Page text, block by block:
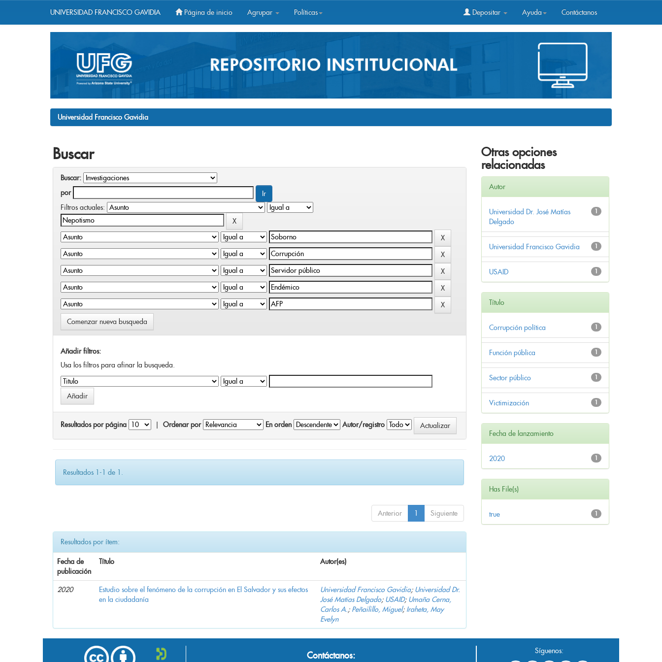
UNIVERSIDAD FRANCISCO GAVIDIA Página de inicio Agrupar Políticas Depositar Ayuda Contáctanos
Universidad Francisco Gavidia
Buscar
Buscar:
por
Filtros actuales:
Comenzar nueva busqueda
Añadir filtros:
Usa los filtros para afinar la busqueda.
Resultados por página Ordenar por En orden Autor/registro
Resultados 1-1 de 1.
Anterior 1 Siguiente
Resultados por ítem:
Fecha de
publicación
Título Autor(es)
2020
Estudio sobre el fenómeno de la corrupción en El Salvador y sus efectos
en la ciudadanía
Universidad Francisco Gavidia; Universidad Dr.
José Matías Delgado; USAID; Umaña Cerna,
Carlos A.; Peñailillo, Miguel; Iraheta, May
Evelyn
Otras opciones
relacionadas
Autor
1
Universidad Dr. José Matías
Delgado
1
Universidad Francisco Gavidia
1
USAID
Título
1
Corrupción política
1
Función pública
1
Sector público
1
Victimización
Fecha de lanzamiento
1
2020
Has File(s)
1
true
Contáctanos: Síguenos: